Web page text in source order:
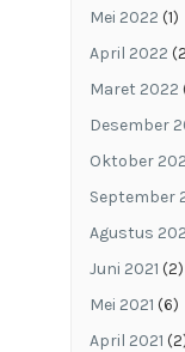
Mei 2022 (1)
April 2022
Maret 2022
Desember
Oktober
September
Agustus
Juni 2021 (2)
Mei 2021 (6)
April 2021